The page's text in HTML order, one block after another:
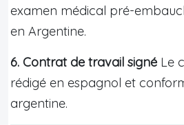
examen médical pré-
en Argentine.
6. Contrat de travail signé Le
rédigé en espagnol et
argentine.